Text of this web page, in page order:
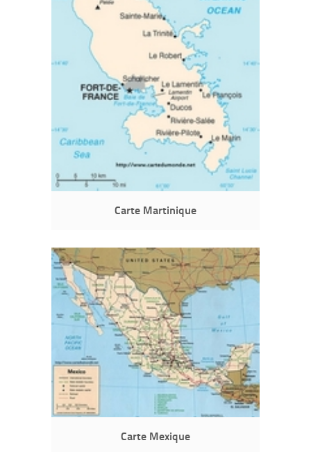
Carte Martinique
Carte Mexique